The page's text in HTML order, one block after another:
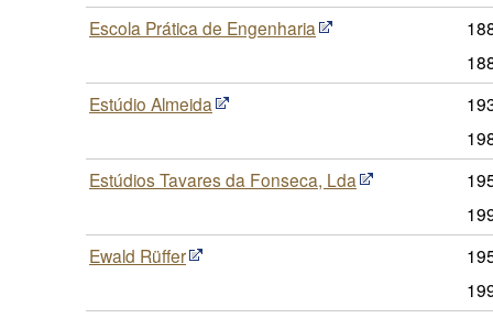
Escola Prática de Engenharia
Estúdio Almeida
Estúdios Tavares da Fonseca, Lda
Ewald Rüffer